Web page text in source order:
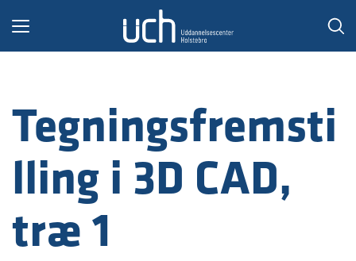
Toggle
Tegningsfremsti
lling i 3D CAD,
træ 1